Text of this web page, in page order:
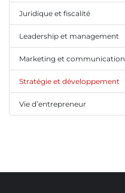
Juridique et fiscalité
Leadership et management
Marketing et communication
Stratégie et développement
Vie d’entrepreneur